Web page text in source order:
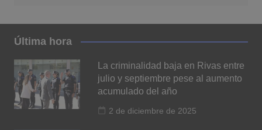
Última hora
La criminalidad baja en Rivas entre
julio y septiembre pese al aumento
acumulado del año
2 de diciembre de 2025